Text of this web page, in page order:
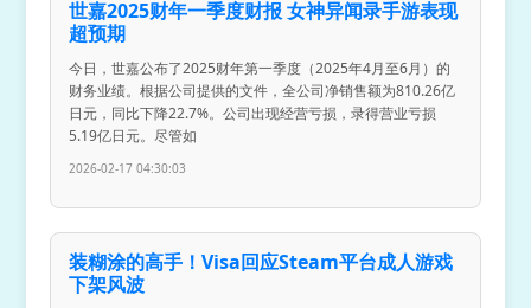
世嘉2025财年一季度财报 女神异闻录手游表现
超预期
今日，世嘉公布了2025财年第一季度（2025年4月至6月）的
财务业绩。根据公司提供的文件，全公司净销售额为810.26亿
日元，同比下降22.7%。公司出现经营亏损，录得营业亏损
5.19亿日元。尽管如
2026-02-17 04:30:03
装糊涂的高手！Visa回应Steam平台成人游戏
下架风波